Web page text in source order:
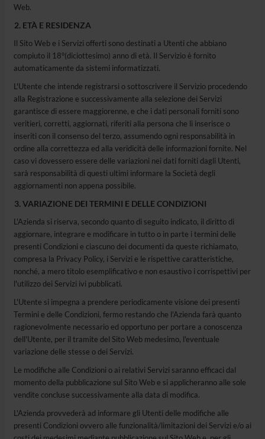
Web.
ETÀ E RESIDENZA
Il Sito Web e i Servizi offerti sono destinati a Utenti che abbiano
compiuto il 18°(diciottesimo) anno di età. Il Servizio è fornito
automaticamente da sistemi informatizzati.
L'Utente che intende registrarsi o sottoscrivere il Servizio procedendo
alla Registrazione e successivamente alla selezione dei Servizi
garantisce di essere maggiorenne, e che i dati personali forniti sono
veritieri, corretti, aggiornati, riferiti alla persona che li inserisce o
inseriti con il consenso del terzo, assumendo ogni responsabilità in
ordine alla correttezza ed alla veridicità delle informazioni fornite. Nel
caso vi dovessero essere delle variazioni nei dati forniti dagli Utenti,
sarà responsabilità di questi ultimi informare la Società degli
aggiornamenti non appena possibile.
VARIAZIONE DEI TERMINI E DELLE CONDIZIONI
L'Azienda si riserva, secondo quanto di seguito indicato, il diritto di
aggiornare, integrare e modificare in tutto o in parte i termini delle
presenti Condizioni e ciascuno dei documenti da queste richiamato,
compresa la Privacy Policy, i Servizi e le rispettive caratteristiche,
nonché, a mero titolo esemplificativo e non esaustivo i corrispettivi per
l'utilizzo dei Servizi ivi pubblicati.
L'Utente si impegna a prendere periodicamente visione dei presenti
Termini e delle Condizioni, fermo restando che l'Azienda farà quanto
ragionevolmente necessario ed opportuno per portare a conoscenza
dell'Utente, per il tramite del Sito Web medesimo, l'eventuale
variazione delle stesse o dei Servizi.
Le modifiche alle Condizioni o ai relativi Servizi saranno efficaci dal
momento della pubblicazione sul Sito Web e si applicheranno alle sole
vendite concluse successivamente alla data di modifica.
L'Azienda provvederà ad informare gli Utenti delle modifiche alle
presenti Condizioni ovvero alle funzionalità/limitazioni dei Servizi e/o ai